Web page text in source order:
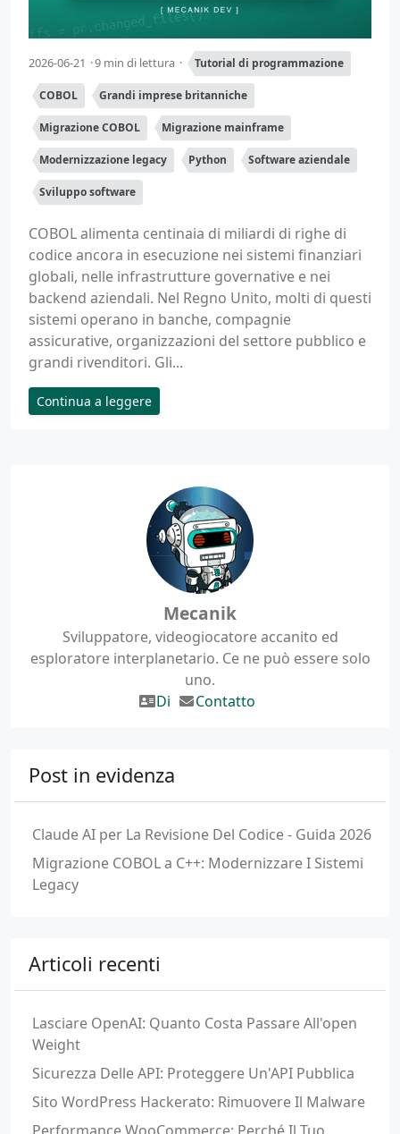
2026-06-21 9 min di lettura Tutorial di programmazione
COBOL Grandi imprese britanniche
Migrazione COBOL Migrazione mainframe
Modernizzazione legacy Python Software aziendale
Sviluppo software
COBOL alimenta centinaia di miliardi di righe di
codice ancora in esecuzione nei sistemi finanziari
globali, nelle infrastrutture governative e nei
backend aziendali. Nel Regno Unito, molti di questi
sistemi operano in banche, compagnie
assicurative, organizzazioni del settore pubblico e
grandi rivenditori. Gli...
Continua a leggere
Mecanik
Sviluppatore, videogiocatore accanito ed
esploratore interplanetario. Ce ne può essere solo
uno.
Di
Contatto
Post in evidenza
Claude AI per La Revisione Del Codice - Guida 2026
Migrazione COBOL a C++: Modernizzare I Sistemi
Legacy
Articoli recenti
Lasciare OpenAI: Quanto Costa Passare All'open
Weight
Sicurezza Delle API: Proteggere Un'API Pubblica
Sito WordPress Hackerato: Rimuovere Il Malware